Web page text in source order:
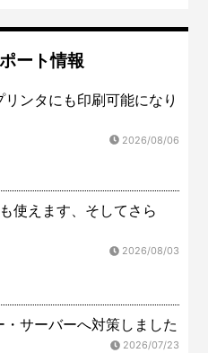
ート情報
リンタにも印刷可能になり
2026/08/06
使えます、そしてさら
2026/08/03
・サーバーへ対策しました
2026/07/23